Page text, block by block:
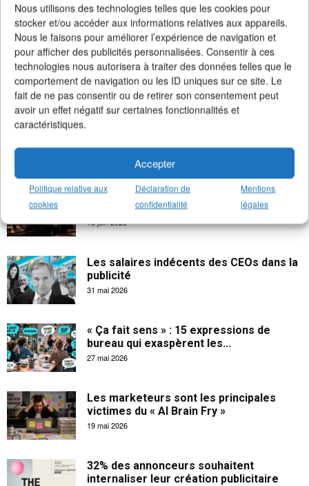
Nous utilisons des technologies telles que les cookies pour
stocker et/ou accéder aux informations relatives aux appareils.
Nous le faisons pour améliorer l’expérience de navigation et
pour afficher des publicités personnalisées. Consentir à ces
technologies nous autorisera à traiter des données telles que le
comportement de navigation ou les ID uniques sur ce site. Le
fait de ne pas consentir ou de retirer son consentement peut
avoir un effet négatif sur certaines fonctionnalités et
caractéristiques.
Accepter
Politique relative aux
cookies
Déclaration de
confidentialité
Mentions
légales
La créativité apporte 102 milliards € à
l’économie française
18 juin 2026
Les salaires indécents des CEOs dans la
publicité
31 mai 2026
« Ça fait sens » : 15 expressions de
bureau qui exaspèrent les...
27 mai 2026
Les marketeurs sont les principales
victimes du « AI Brain Fry »
19 mai 2026
32% des annonceurs souhaitent
internaliser leur création publicitaire